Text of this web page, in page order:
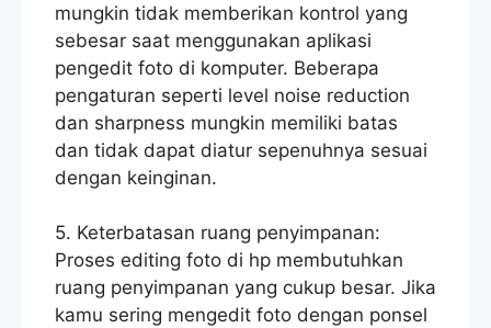
mungkin tidak memberikan kontrol yang
sebesar saat menggunakan aplikasi
pengedit foto di komputer. Beberapa
pengaturan seperti level noise reduction
dan sharpness mungkin memiliki batas
dan tidak dapat diatur sepenuhnya sesuai
dengan keinginan.
5. Keterbatasan ruang penyimpanan:
Proses editing foto di hp membutuhkan
ruang penyimpanan yang cukup besar. Jika
kamu sering mengedit foto dengan ponsel